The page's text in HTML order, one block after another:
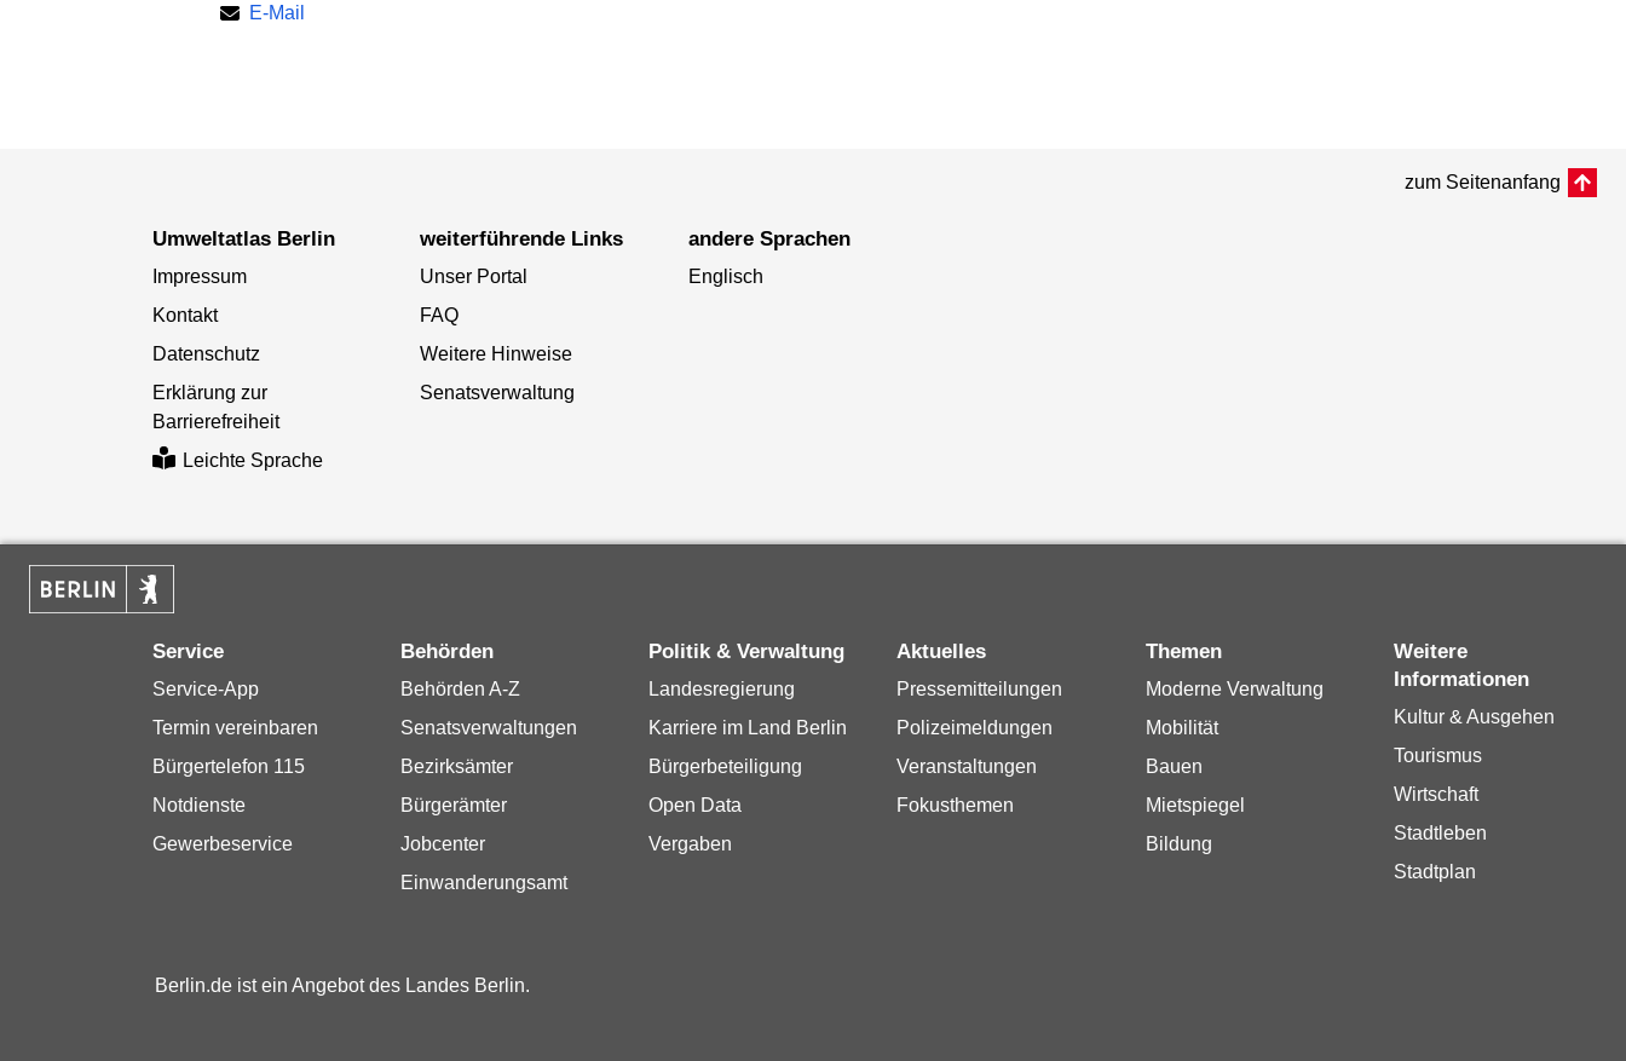
E-Mail
zum Seitenanfang
Umweltatlas Berlin
Impressum
Kontakt
Datenschutz
Erklärung zur
Barrierefreiheit
Leichte Sprache
weiterführende Links
Unser Portal
FAQ
Weitere Hinweise
Senatsverwaltung
andere Sprachen
Englisch
Service
Service-App
Termin vereinbaren
Bürgertelefon 115
Notdienste
Gewerbeservice
Behörden
Behörden A-Z
Senatsverwaltungen
Bezirksämter
Bürgerämter
Jobcenter
Einwanderungsamt
Politik & Verwaltung
Landesregierung
Karriere im Land Berlin
Bürgerbeteiligung
Open Data
Vergaben
Aktuelles
Pressemitteilungen
Polizeimeldungen
Veranstaltungen
Fokusthemen
Themen
Moderne Verwaltung
Mobilität
Bauen
Mietspiegel
Bildung
Weitere
Informationen
Kultur & Ausgehen
Tourismus
Wirtschaft
Stadtleben
Stadtplan
Berlin.de ist ein Angebot des Landes Berlin.